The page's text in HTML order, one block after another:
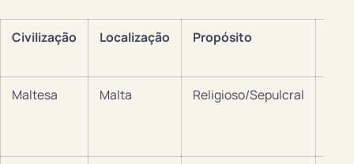
Civilização Localização Propósito
Maltesa Malta Religioso/Sepulcral